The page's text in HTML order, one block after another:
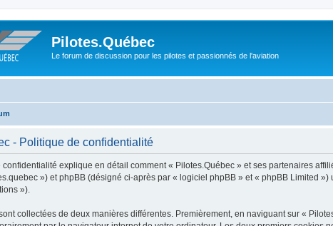
Pilotes.Québec
Le forum de discussion pour les pilotes et passionnés de l'aviation
- Politique de confidentialité
explique en détail comment « Pilotes.Québec » et ses partenaires
») et phpBB (désigné ci-après par « logiciel phpBB » et « phpBB Limited
»).
collectées de deux manières différentes. Premièrement, en naviguant sur «